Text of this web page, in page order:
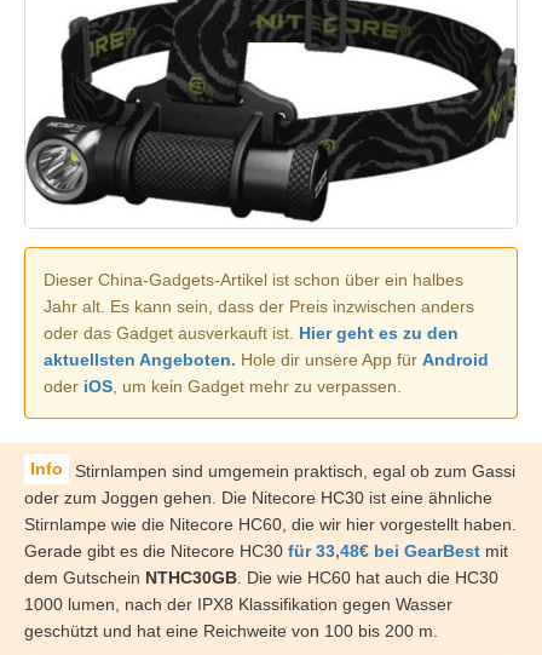
Dieser China-Gadgets-Artikel ist schon über ein halbes
Jahr alt. Es kann sein, dass der Preis inzwischen anders
oder das Gadget ausverkauft ist. Hier geht es zu den
aktuellsten Angeboten. Hole dir unsere App für Android
oder iOS, um kein Gadget mehr zu verpassen.
Stirnlampen sind umgemein praktisch, egal ob zum Gassi
oder zum Joggen gehen. Die Nitecore HC30 ist eine ähnliche
Stirnlampe wie die Nitecore HC60, die wir hier vorgestellt haben.
Gerade gibt es die Nitecore HC30 für 33,48€ bei GearBest mit
dem Gutschein NTHC30GB. Die wie HC60 hat auch die HC30
1000 lumen, nach der IPX8 Klassifikation gegen Wasser
geschützt und hat eine Reichweite von 100 bis 200 m.